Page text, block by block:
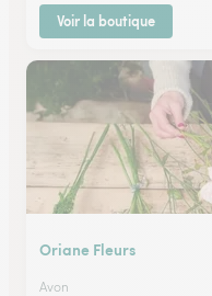
Voir la boutique
Oriane Fleurs
Avon